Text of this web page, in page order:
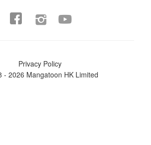
 
Privacy Policy
- 2026 Mangatoon HK Limited